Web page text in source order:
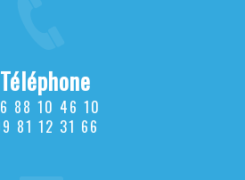
Téléphone
06 88 10 46 10
09 81 12 31 66